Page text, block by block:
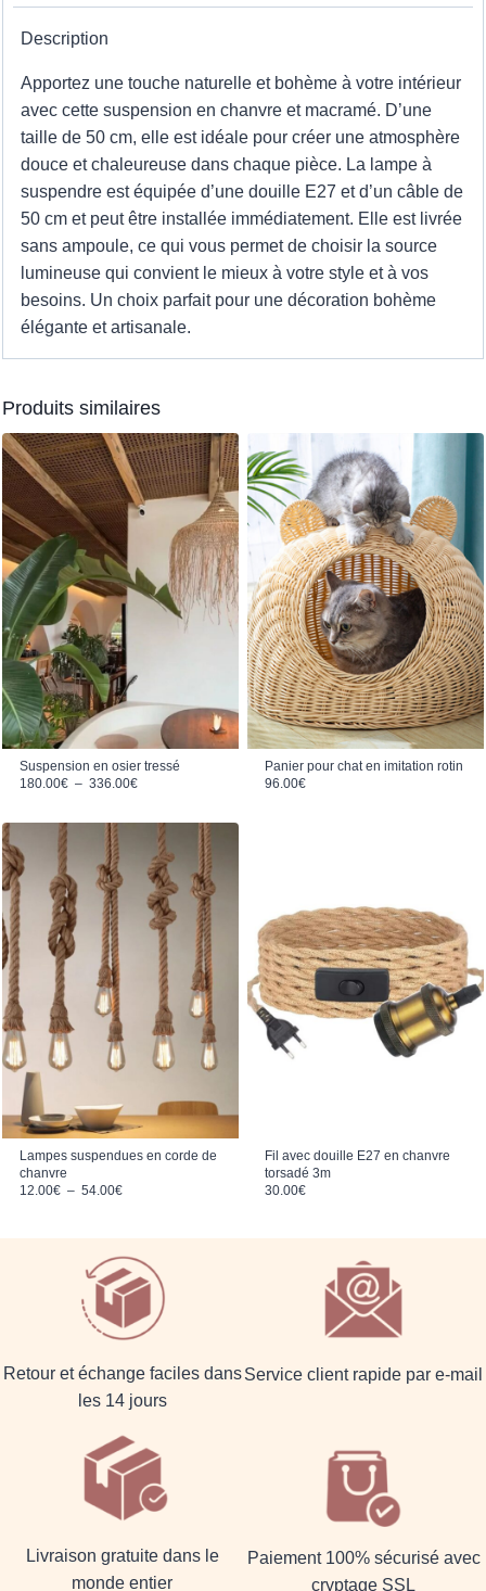
Description
Apportez une touche naturelle et bohème à votre intérieur
avec cette suspension en chanvre et macramé. D’une
taille de 50 cm, elle est idéale pour créer une atmosphère
douce et chaleureuse dans chaque pièce. La lampe à
suspendre est équipée d’une douille E27 et d’un câble de
50 cm et peut être installée immédiatement. Elle est livrée
sans ampoule, ce qui vous permet de choisir la source
lumineuse qui convient le mieux à votre style et à vos
besoins. Un choix parfait pour une décoration bohème
élégante et artisanale.
Produits similaires
Suspension en osier tressé
180.00€ – 336.00€Plage de prix : 180.00€ à 336.00€
Panier pour chat en imitation rotin
96.00€
Lampes suspendues en corde de
chanvre
12.00€ – 54.00€Plage de prix : 12.00€ à 54.00€
Fil avec douille E27 en chanvre
torsadé 3m
30.00€
Retour et échange faciles dans
les 14 jours
Service client rapide par e-mail
Livraison gratuite dans le
monde entier
Paiement 100% sécurisé avec
cryptage SSL